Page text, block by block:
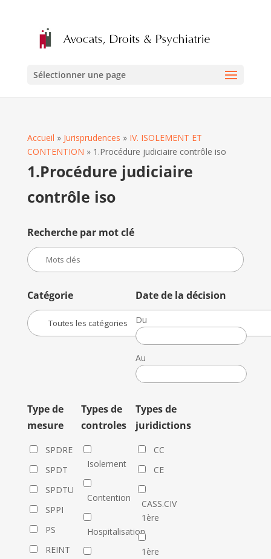
Sélectionner une page
Accueil » Jurisprudences » IV. ISOLEMENT ET
CONTENTION » 1.Procédure judiciaire contrôle iso
1.Procédure judiciaire
contrôle iso
Recherche par mot clé
Catégorie Date de la décision
Du
Date
de
la
décision
Au
Date
de
décision
Type de
mesure
SPDRE
SPDT
SPDTU
SPPI
PS
REINT
Types de
controles
Isolement
Contention
Hospitalisation
Types de
juridictions
CC
CE
CASS.CIV
1ère
1ère